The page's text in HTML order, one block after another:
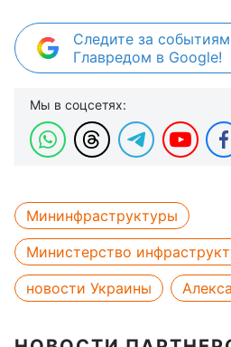
Следите за
Главредом в Google!
Мы в соцсетях:
Мининфраструктуры
Министерство
новости Украины